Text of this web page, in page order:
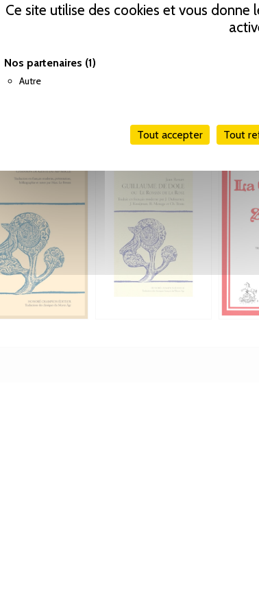
Ce site utilise des cookies et vous
Nos partenaires (1)
Autre
Tout accepter Tout